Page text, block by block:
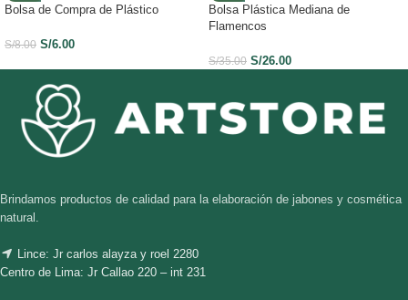
Bolsa de Compra de Plástico
S/8.00 S/6.00
Bolsa Plástica Mediana de
Flamencos
S/35.00 S/26.00
Brindamos productos de calidad para la elaboración de jabones y cosmética
natural.
Lince: Jr carlos alayza y roel 2280
Centro de Lima: Jr Callao 220 – int 231